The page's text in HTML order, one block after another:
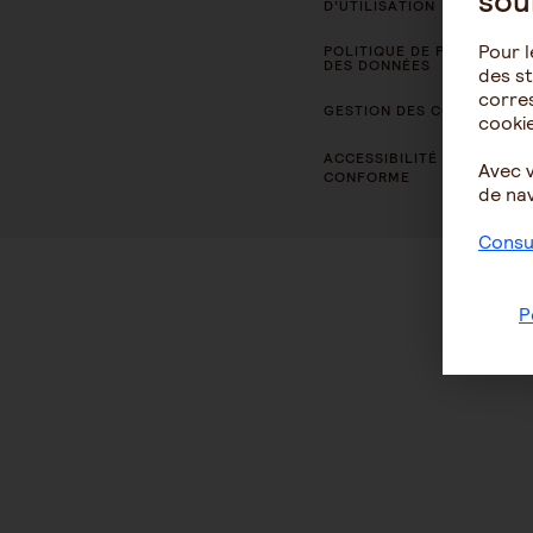
D’UTILISATION
POLITIQUE DE PROTECTION
DES DONNÉES
GESTION DES COOKIES
ACCESSIBILITÉ : NON
CONFORME
Pour
des
Avec
de